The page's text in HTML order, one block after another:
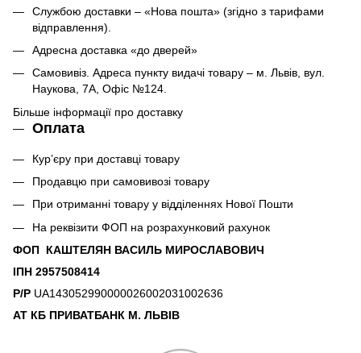
Службою доставки – «Нова пошта» (згідно з тарифами
відправлення).
Адресна доставка «до дверей»
Самовивіз. Адреса пункту видачі товару – м. Львів, вул.
Наукова, 7А, Офіс №124.
Більше інформації про доставку
Оплата
Кур’єру при доставці товару
Продавцю при самовивозі товару
При отриманні товару у відділеннях Нової Пошти
На реквізити ФОП на розрахунковий рахунок
ФОП КАШТЕЛЯН ВАСИЛЬ МИРОСЛАВОВИЧ
ІПН 2957508414
Р/Р UA143052990000026002031002636
АТ КБ ПРИВАТБАНК М. ЛЬВІВ